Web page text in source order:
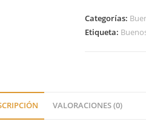
Categorías:
Etiqueta:
VALORACIONES (0)